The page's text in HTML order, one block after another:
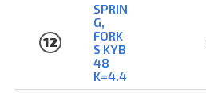
12
SPRIN
G,
FORK
S KYB
48
K=4.4